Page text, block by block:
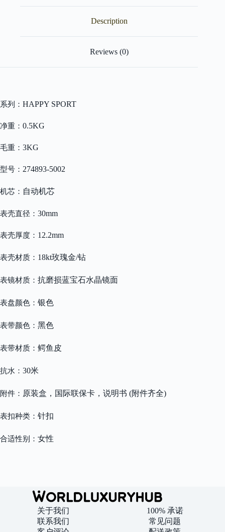
Description
Reviews (0)
系列： HAPPY SPORT
净重： 0.5KG
毛重： 3KG
型号： 274893-5002
机芯： 自动机芯
表壳直径： 30mm
表壳厚度： 12.2mm
表壳材质： 18kt玫瑰金/钻
表镜材质： 抗磨损蓝宝石水晶镜面
表盘颜色： 银色
表带颜色： 黑色
表带材质： 鳄鱼皮
抗水： 30米
附件： 原装盒，国际联保卡，说明书 (附件齐全)
表扣种类： 针扣
合适性别： 女性
关于我们
联系我们
100% 承诺
常见问题